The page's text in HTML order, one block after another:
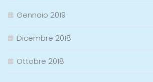
Gennaio 2019
Dicembre 2018
Ottobre 2018